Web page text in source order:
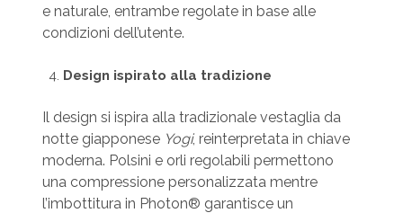
e naturale, entrambe regolate in base alle
condizioni dell’utente.
Design ispirato alla tradizione
Il design si ispira alla tradizionale vestaglia da
notte giapponese Yogi, reinterpretata in chiave
moderna. Polsini e orli regolabili permettono
una compressione personalizzata mentre
l’imbottitura in Photon® garantisce un